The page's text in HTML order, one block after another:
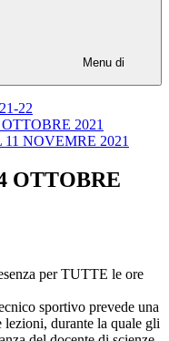
Menu di
22
2021
NOVEMRE 2021
OTTOBRE
per TUTTE le ore
sportivo prevede una
durante la quale gli